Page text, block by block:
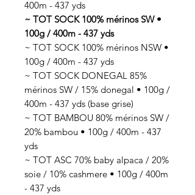
400m - 437 yds
~ TOT SOCK 100% mérinos SW •
100g / 400m - 437 yds
~ TOT SOCK 100% mérinos NSW •
100g / 400m - 437 yds
~ TOT SOCK DONEGAL 85%
mérinos SW / 15% donegal • 100g /
400m - 437 yds (base grise)
~ TOT BAMBOU 80% mérinos SW /
20% bambou • 100g / 400m - 437
yds
~ TOT ASC 70% baby alpaca / 20%
soie / 10% cashmere • 100g / 400m
- 437 yds